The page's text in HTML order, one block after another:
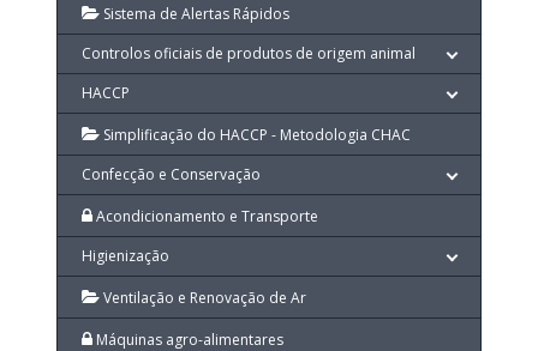
Sistema de Alertas Rápidos
Controlos oficiais de produtos de origem animal
HACCP
Simplificação do HACCP - Metodologia CHAC
Confecção e Conservação
Acondicionamento e Transporte
Higienização
Ventilação e Renovação de Ar
Máquinas agro-alimentares